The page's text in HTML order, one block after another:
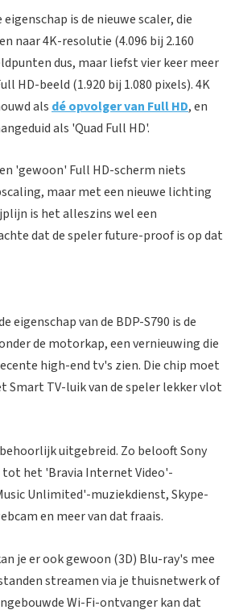
is de nieuwe scaler, die
naar 4K-resolutie (4.096 bij 2.160
dus, maar liefst vier keer meer
HD-beeld (1.920 bij 1.080 pixels). 4K
als dé opvolger van Full HD, en
als 'Quad Full HD'.
'gewoon' Full HD-scherm niets
maar met een nieuwe lichting
is het alleszins wel een
dat de speler future-proof is op dat
eigenschap van de BDP-S790 is de
de motorkap, een vernieuwing die
high-end tv's zien. Die chip moet
Smart TV-luik van de speler lekker vlot
uitgebreid. Zo belooft Sony
het 'Bravia Internet Video'-
Unlimited'-muziekdienst, Skype-
en meer van dat fraais.
je er ook gewoon (3D) Blu-ray's mee
streamen via je thuisnetwerk of
Wi-Fi-ontvanger kan dat